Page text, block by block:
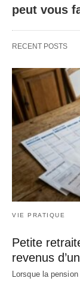
peut vous
RECENT POSTS
VIE PRATIQUE
Petite
revenus
Lorsque la